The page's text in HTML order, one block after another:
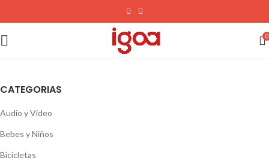
0
CATEGORIAS
Audio y Video
Bebes y Niños
Bicicletas